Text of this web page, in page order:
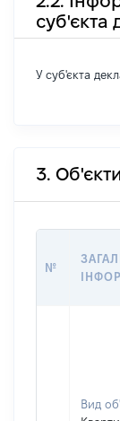
суб'єкта
У суб'єкта
3.
№
Вид